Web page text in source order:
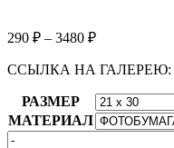
290 ₽ – 3480 ₽
ССЫЛКА НА ГАЛЕРЕЮ:
РАЗМЕР
МАТЕРИАЛ